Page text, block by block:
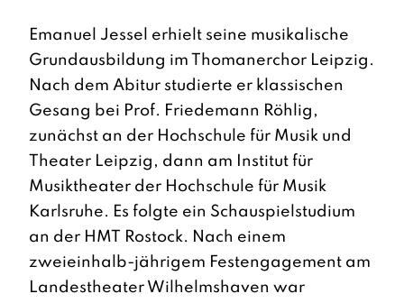
Emanuel Jessel erhielt seine musikalische
Grundausbildung im Thomanerchor Leipzig.
Nach dem Abitur studierte er klassischen
Gesang bei Prof. Friedemann Röhlig,
zunächst an der Hochschule für Musik und
Theater Leipzig, dann am Institut für
Musiktheater der Hochschule für Musik
Karlsruhe. Es folgte ein Schauspielstudium
an der HMT Rostock. Nach einem
zweieinhalb-jährigem Festengagement am
Landestheater Wilhelmshaven war